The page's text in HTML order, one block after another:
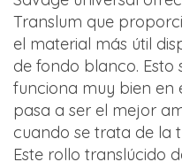
Translum que
el material más útil
de fondo blanco. Esto
funciona muy bien en
pasa a ser el mejor
cuando se trata de la
Este rollo translúcido